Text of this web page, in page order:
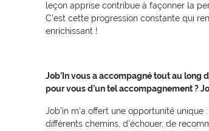
leçon apprise contribue à façonner la
C'est cette progression constante qui
enrichissant !
Job’In vous a accompagné tout au long
pour vous d’un tel accompagnement ?
Job'in m'a offert une opportunité unique
différents chemins, d'échouer, de